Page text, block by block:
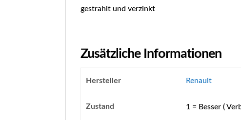
gestrahlt und verzinkt
Zusätzliche Informationen
Hersteller Renault
Zustand 1 = Besser (